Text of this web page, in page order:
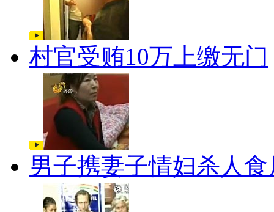
村官受贿10万上缴无门
男子携妻子情妇杀人食